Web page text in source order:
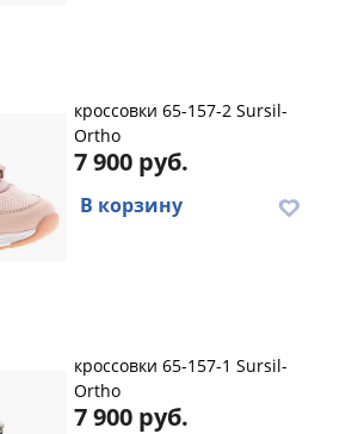
кроссовки 65-157-2 Sursil-
Ortho
7 900 руб.
В корзину
кроссовки 65-157-1 Sursil-
Ortho
7 900 руб.